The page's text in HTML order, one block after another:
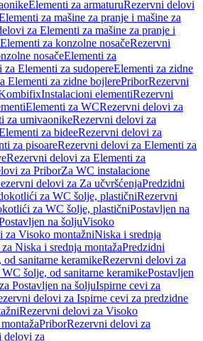
Elementi za armaturuRezervni delovi
za mašine za pranje i mašine za
za Elementi za mašine za pranje i
Elementi za konzolne nosačeRezervni
nosačeElementi za
Elementi za sudopereElementi za zidne
Elementi za zidne bojlerePriborRezervni
Instalacioni elementiRezervni
Elementi za WCRezervni delovi za
za umivaonikeRezervni delovi za
za bideeRezervni delovi za
za pisoareRezervni delovi za Elementi za
Rezervni delovi za Elementi za
za PriborZa WC instalacione
delovi za Za učvršćenjaPredzidni
za WC šolje, plastičniRezervni
za WC šolje, plastičniPostavljen na
na šoljuVisoko
za Visoko montažniNiska i srednja
Niska i srednja montažaPredzidni
sanitarne keramikeRezervni delovi za
šolje, od sanitarne keramikePostavljen
Postavljen na šoljuIspirne cevi za
delovi za Ispirne cevi za predzidne
Rezervni delovi za Visoko
PriborRezervni delovi za
delovi za